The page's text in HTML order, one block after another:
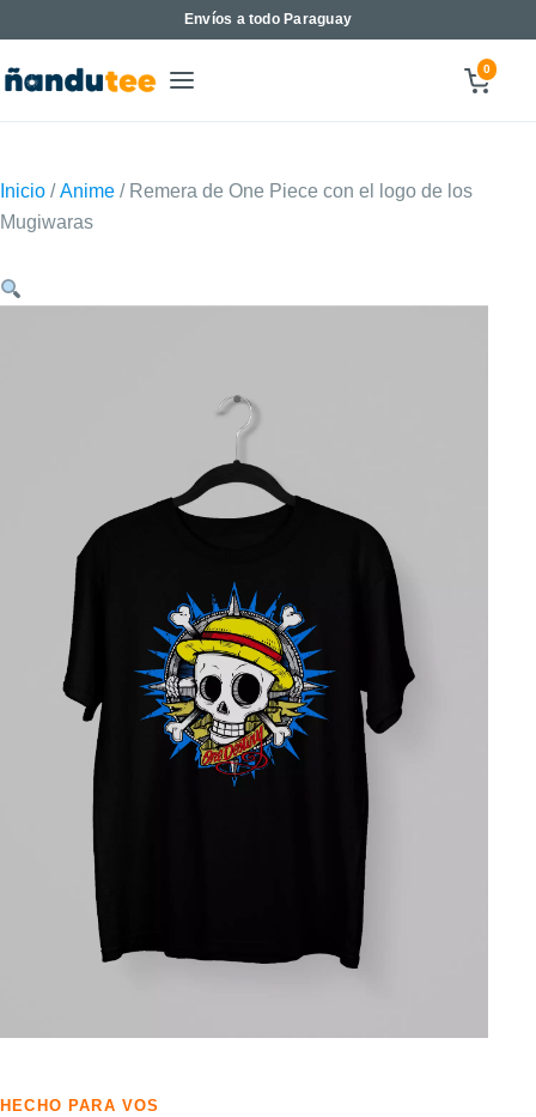
Envíos a todo Paraguay
0
Inicio /Anime / Remera de One Piece con el logo de los
Mugiwaras
HECHO PARA VOS